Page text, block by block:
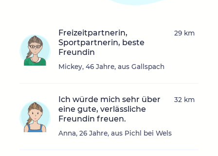
Freizeitpartnerin,
Sportpartnerin, beste
Freundin
Mickey, 46 Jahre, aus Gallspach
29 km
Ich würde mich sehr über
eine gute, verlässliche
Freundin freuen.
Anna, 26 Jahre, aus Pichl bei Wels
32 km